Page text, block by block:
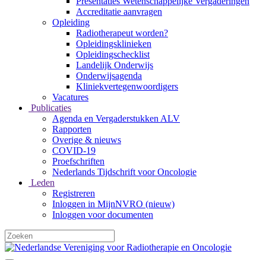
Accreditatie aanvragen
Opleiding
Radiotherapeut worden?
Opleidingsklinieken
Opleidingschecklist
Landelijk Onderwijs
Onderwijsagenda
Kliniekvertegenwoordigers
Vacatures
Publicaties
Agenda en Vergaderstukken ALV
Rapporten
Overige & nieuws
COVID-19
Proefschriften
Nederlands Tijdschrift voor Oncologie
Leden
Registreren
Inloggen in MijnNVRO (nieuw)
Inloggen voor documenten